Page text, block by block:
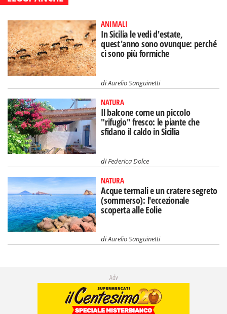
ANIMALI
In Sicilia le vedi d'estate,
quest'anno sono ovunque: perché
ci sono più formiche
diAurelio Sanguinetti
NATURA
Il balcone come un piccolo
"rifugio" fresco: le piante che
sfidano il caldo in Sicilia
diFederica Dolce
NATURA
Acque termali e un cratere segreto
(sommerso): l'eccezionale
scoperta alle Eolie
diAurelio Sanguinetti
Adv